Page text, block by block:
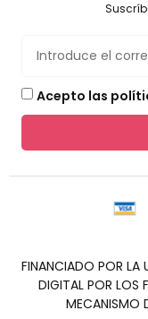
Acepto las
FINANCIADO POR LA
DIGITAL POR LOS
MECANISMO